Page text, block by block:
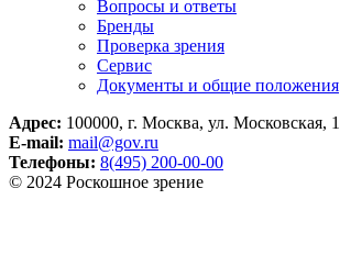
Вопросы и ответы
Бренды
Проверка зрения
Сервис
Документы и общие положения
Адрес: 100000, г. Москва, ул. Московская, 1
E-mail: mail@gov.ru
Телефоны: 8(495) 200-00-00
© 2024 Роскошное зрение